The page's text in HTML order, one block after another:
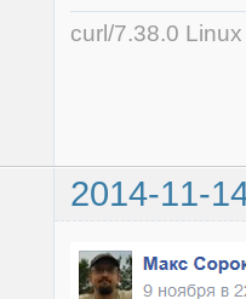
curl/7.38.0
2014-11-